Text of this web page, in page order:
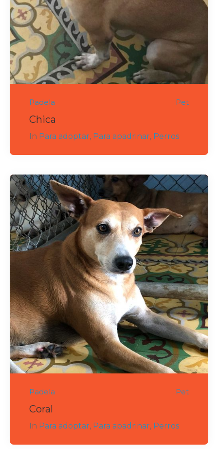
Padela Pet
Chica
In Para adoptar, Para apadrinar, Perros
Padela Pet
Coral
In Para adoptar, Para apadrinar, Perros